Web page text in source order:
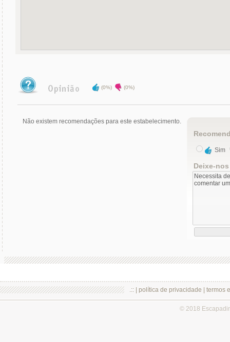
(0%) (0%)
Não existem recomendações para este estabelecimento.
Sim
Deixe-
.:: | política de privacidade termos
© 2018